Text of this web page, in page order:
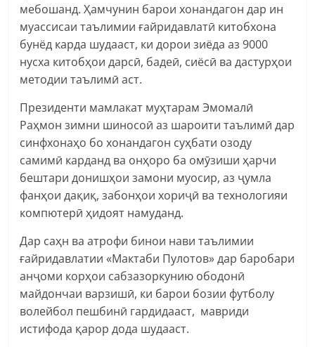
мебошанд. Ҳамчунин барои хонандагон дар ин
муассисаи таълимии ғайридавлатӣ китобхона
бунёд карда шудааст, ки дорои зиёда аз 9000
нусха китобҳои дарсӣ, бадеӣ, сиёсӣ ва дастурҳои
методии таълимӣ аст.
Президенти мамлакат муҳтарам Эмомалӣ
Раҳмон зимни шиносоӣ аз шароити таълимӣ дар
синфхонаҳо бо хонандагон суҳбати озоду
самимӣ карданд ва онҳоро ба омӯзиши ҳарчи
бештари донишҳои замони муосир, аз ҷумла
фанҳои дақиқ, забонҳои хориҷӣ ва технологияи
компютерӣ ҳидоят намуданд.
Дар саҳн ва атрофи бинои нави таълимии
ғайридавлатии «Мактаби Пулотов» дар баробари
анҷоми корҳои сабзазоркунию ободонӣ
майдончаи варзишӣ, ки барои бозии футболу
волейбол пешбинӣ гардидааст, мавриди
истифода қарор дода шудааст.